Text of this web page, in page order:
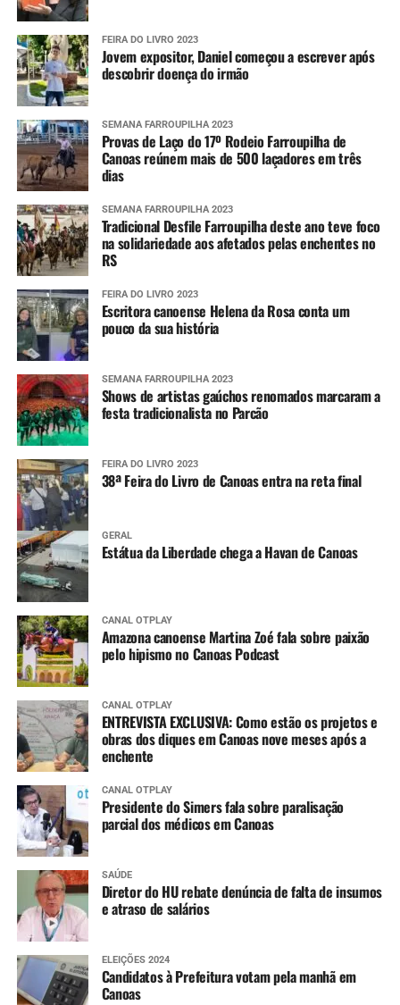
FEIRA DO LIVRO 2023
Jovem expositor, Daniel começou a escrever após
descobrir doença do irmão
SEMANA FARROUPILHA 2023
Provas de Laço do 17º Rodeio Farroupilha de
Canoas reúnem mais de 500 laçadores em três
dias
SEMANA FARROUPILHA 2023
Tradicional Desfile Farroupilha deste ano teve foco
na solidariedade aos afetados pelas enchentes no
RS
FEIRA DO LIVRO 2023
Escritora canoense Helena da Rosa conta um
pouco da sua história
SEMANA FARROUPILHA 2023
Shows de artistas gaúchos renomados marcaram a
festa tradicionalista no Parcão
FEIRA DO LIVRO 2023
38ª Feira do Livro de Canoas entra na reta final
GERAL
Estátua da Liberdade chega a Havan de Canoas
CANAL OTPLAY
Amazona canoense Martina Zoé fala sobre paixão
pelo hipismo no Canoas Podcast
CANAL OTPLAY
ENTREVISTA EXCLUSIVA: Como estão os projetos e
obras dos diques em Canoas nove meses após a
enchente
CANAL OTPLAY
Presidente do Simers fala sobre paralisação
parcial dos médicos em Canoas
SAÚDE
Diretor do HU rebate denúncia de falta de insumos
e atraso de salários
ELEIÇÕES 2024
Candidatos à Prefeitura votam pela manhã em
Canoas